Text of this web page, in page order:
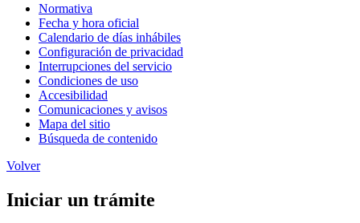
Normativa
Fecha y hora oficial
Calendario de días inhábiles
Configuración de privacidad
Interrupciones del servicio
Condiciones de uso
Accesibilidad
Comunicaciones y avisos
Mapa del sitio
Búsqueda de contenido
Volver
Iniciar un trámite